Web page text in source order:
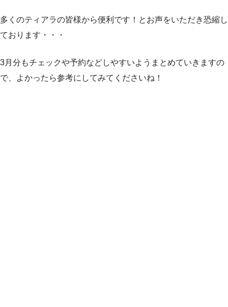
多くのティアラの皆様から便利です！とお声をいただき恐縮し
ております・・・
3月分もチェックや予約などしやすいようまとめていきますの
で、よかったら参考にしてみてくださいね！